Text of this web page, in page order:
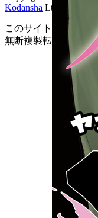
Kodansha Ltd. All Rights
このサイトのデータ
無断複製転載放送等